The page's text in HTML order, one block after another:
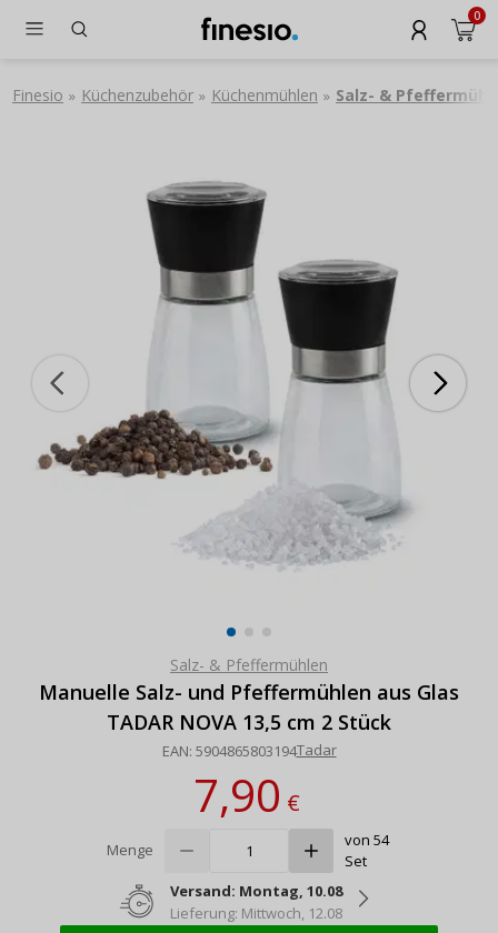
0
Finesio » Küchenzubehör » Küchenmühlen » Salz- &
Salz- & Pfeffermühlen
Manuelle Salz- und Pfeffermühlen aus Glas
TADAR NOVA 13,5 cm 2 Stück
EAN: 5904865803194Tadar
7,90€
Menge
von 54
Set
Versand: Montag, 10.08
Lieferung: Mittwoch, 12.08